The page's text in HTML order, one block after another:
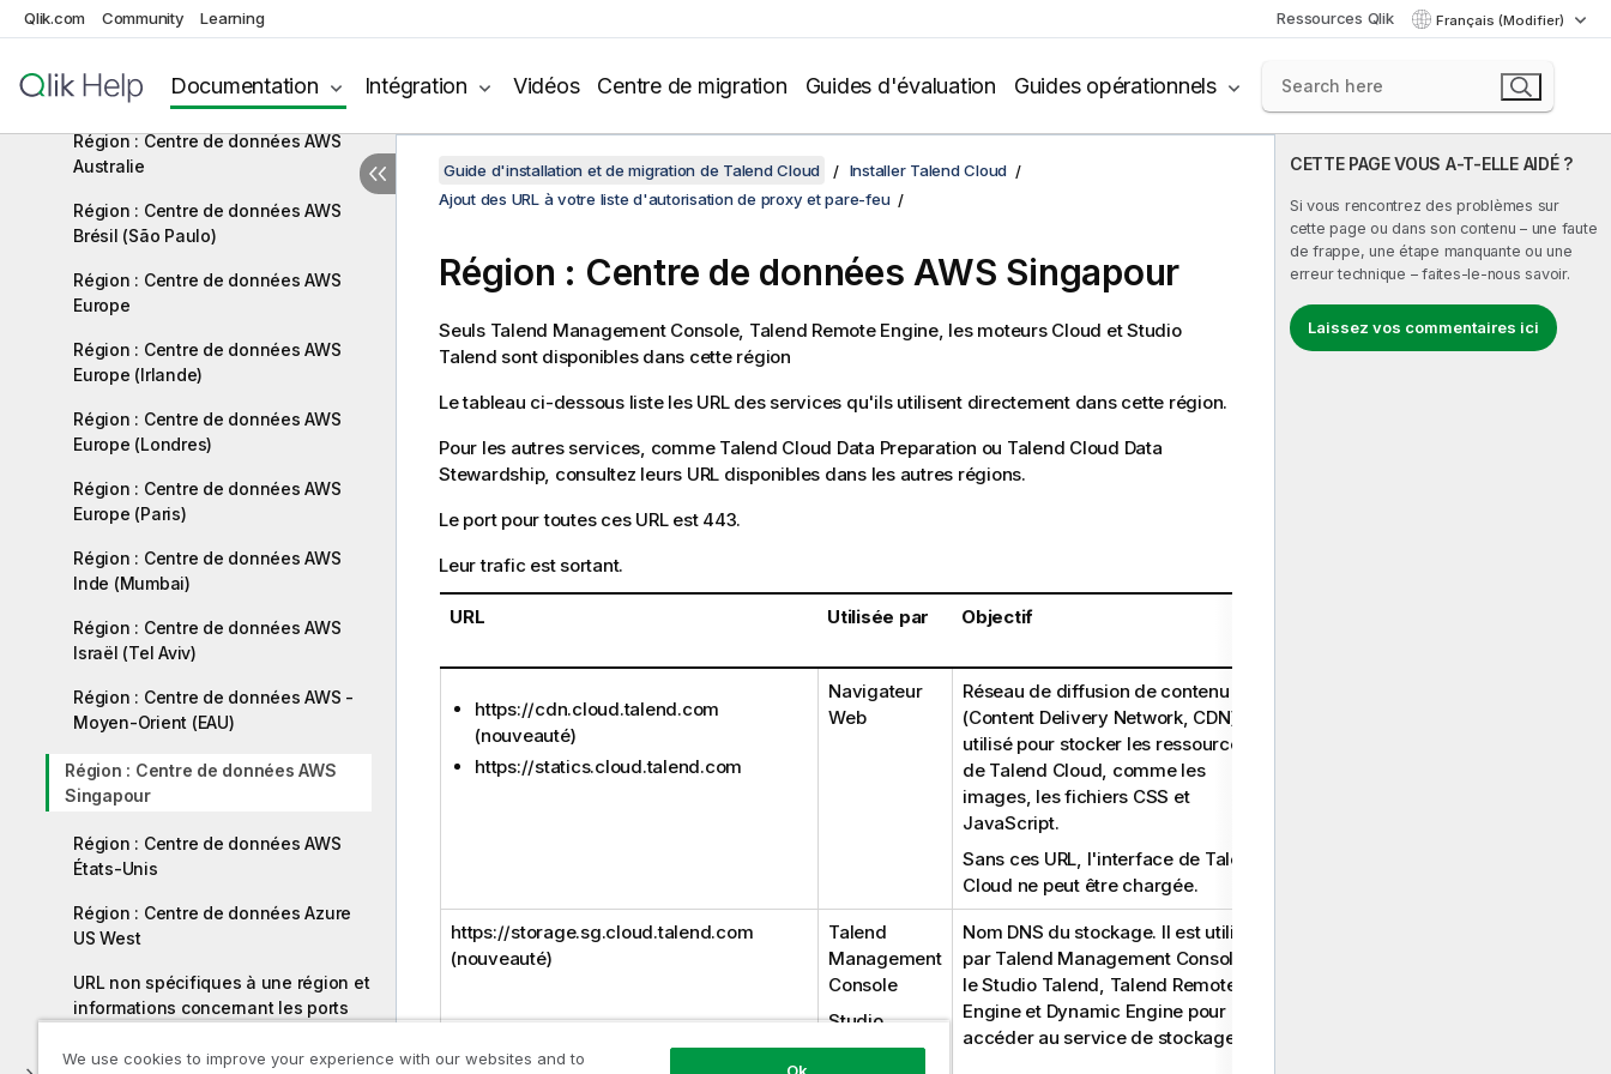
Qlik.com Community Learning Ressources Qlik Français (Modifier)
Documentation Intégration Vidéos Centre de migration Guides d'évaluation Guides opérationnels
Ajout des URL à votre liste
d'autorisation de proxy et pare-feu
Région : Centre de données AWS
Asie-Pacifique
Région : Centre de données AWS
Australie
Région : Centre de données AWS
Brésil (São Paulo)
Région : Centre de données AWS
Europe
Région : Centre de données AWS
Europe (Irlande)
Région : Centre de données AWS
Europe (Londres)
Région : Centre de données AWS
Europe (Paris)
Région : Centre de données AWS
Inde (Mumbai)
Région : Centre de données AWS
Israël (Tel Aviv)
Région : Centre de données AWS -
Moyen-Orient (EAU)
Région : Centre de données AWS
Singapour
Région : Centre de données AWS
États-Unis
Région : Centre de données Azure
US West
URL non spécifiques à une région et
informations concernant les ports
CETTE PAGE VOUS A-T-ELLE AIDÉ ?
Si vous rencontrez des problèmes sur
cette page ou dans son contenu – une faute
de frappe, une étape manquante ou une
erreur technique – faites-le-nous savoir.
Laissez vos commentaires ici
Guide d'installation et de migration de Talend Cloud
Installer Talend Cloud
Ajout des URL à votre liste d'autorisation de proxy et pare-feu
Région : Centre de données AWS Singapour
Seuls Talend Management Console, Talend Remote Engine, les moteurs Cloud etStudio
Talend sont disponibles dans cette région
Le tableau ci-dessous liste les URL des services qu'ils utilisent directement dans cette région.
Pour les autres services, comme Talend Cloud Data Preparation ou Talend Cloud Data
Stewardship, consultez leurs URL disponibles dans les autres régions.
Le port pour toutes ces URL est 443.
Leur trafic est sortant.
URL Utilisée par Objectif
https://cdn.cloud.talend.com
(nouveauté)
https://statics.cloud.talend.com
Navigateur
Web
Réseau de diffusion de contenu
(Content Delivery Network, CDN)
utilisé pour stocker les ressources
de Talend Cloud, comme les
images, les fichiers CSS et
JavaScript.
Sans ces URL, l'interface de Talend
Cloud ne peut être chargée.
https://storage.sg.cloud.talend.com
(nouveauté)
Talend
Management
Console
Studio
Talend
Nom DNS du stockage. Il est utilisé
par Talend Management Console
leStudio Talend, Talend Remote
Engineet Dynamic Engine pour
accéder au service de stockage.
We use cookies to improve your experience with our websites and to